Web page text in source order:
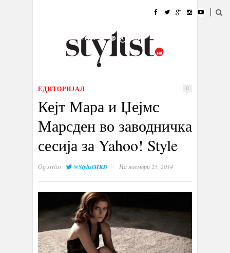
УБАВИНА
КУЛТУРА @РАБОТА
ИЗЛОГ
ЕДИТОРИЈАЛ 0
Кејт Мара и Џејмс
Марсден во заводничка
сесија за Yahoo! Style
Одstylist @StylistMKD · На ноември 25, 2014